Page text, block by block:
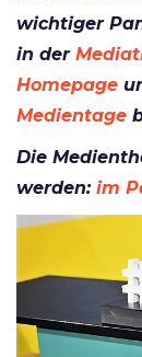
wichtiger
in der
Homepage
Medientage
Die
werden: im